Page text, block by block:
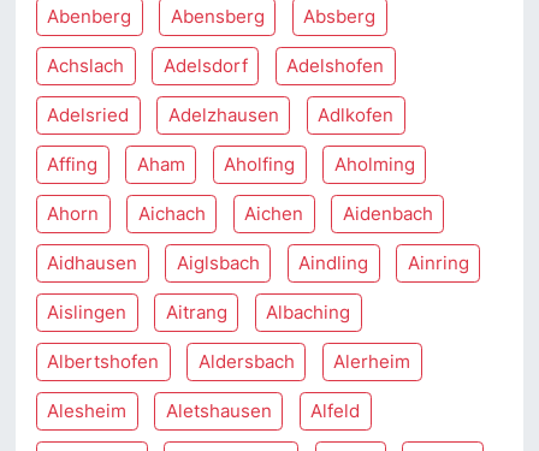
Abenberg Abensberg Absberg
Achslach Adelsdorf Adelshofen
Adelsried Adelzhausen Adlkofen
Affing Aham Aholfing Aholming
Ahorn Aichach Aichen Aidenbach
Aidhausen Aiglsbach Aindling Ainring
Aislingen Aitrang Albaching
Albertshofen Aldersbach Alerheim
Alesheim Aletshausen Alfeld